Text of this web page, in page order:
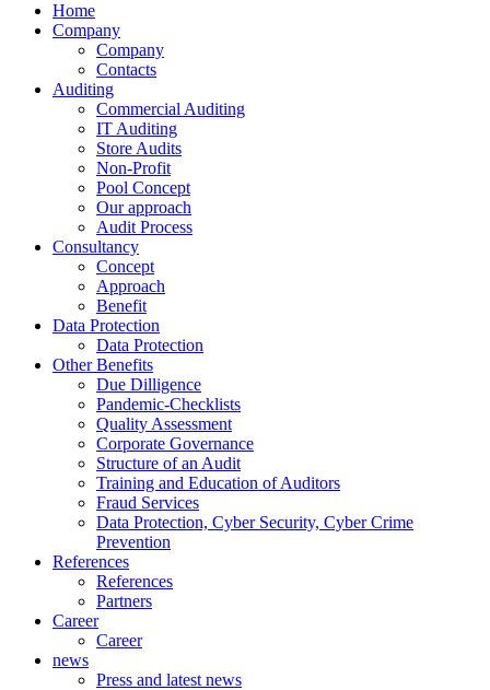
Home
Company
Company
Contacts
Auditing
Commercial Auditing
IT Auditing
Store Audits
Non-Profit
Pool Concept
Our approach
Audit Process
Consultancy
Concept
Approach
Benefit
Data Protection
Data Protection
Other Benefits
Due Dilligence
Pandemic-Checklists
Quality Assessment
Corporate Governance
Structure of an Audit
Training and Education of Auditors
Fraud Services
Data Protection, Cyber Security, Cyber Crime
Prevention
References
References
Partners
Career
Career
news
Press and latest news